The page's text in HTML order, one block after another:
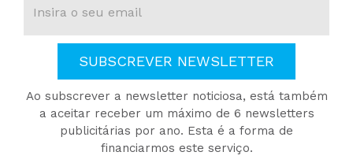
SUBSCREVER NEWSLETTER
Ao subscrever a newsletter noticiosa, está também
a aceitar receber um máximo de 6 newsletters
publicitárias por ano. Esta é a forma de
financiarmos este serviço.